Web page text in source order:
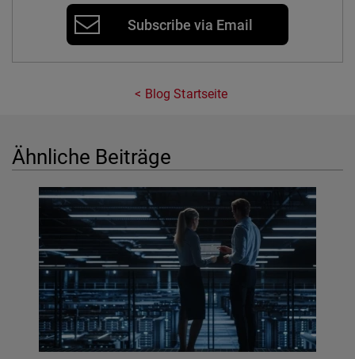
Subscribe via Email
Blog Startseite
Ähnliche Beiträge